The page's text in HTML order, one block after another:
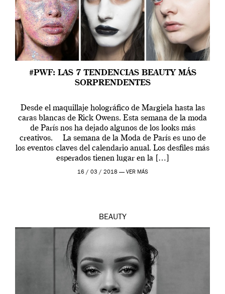
#PWF: LAS 7 TENDENCIAS BEAUTY MÁS
SORPRENDENTES
Desde el maquillaje holográfico de Margiela hasta las
caras blancas de Rick Owens. Esta semana de la moda
de París nos ha dejado algunos de los looks más
creativos. La semana de la Moda de París es uno de
los eventos claves del calendario anual. Los desfiles más
esperados tienen lugar en la […]
16 / 03 / 2018 — VER MÁS
BEAUTY